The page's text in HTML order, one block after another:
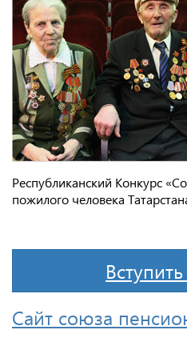
Республиканский Конкурс
пожилого человека
Сайт союза